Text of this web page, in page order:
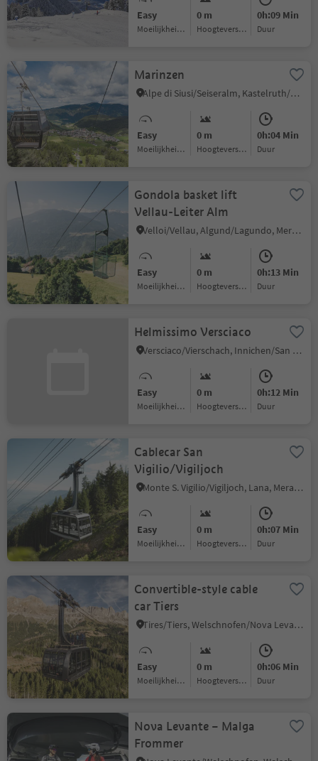
Easy
Moeilijkheidsgraad
0 m
Hoogteverschil
0h:09 Min
Duur
Marinzen
Alpe di Siusi/Seiseralm, Kastelruth/Castelrotto, Dolomites Region Seiser Alm
Easy
Moeilijkheidsgraad
0 m
Hoogteverschil
0h:04 Min
Duur
Gondola basket lift
Vellau-Leiter Alm
Velloi/Vellau, Algund/Lagundo, Meran/Merano and environs
Easy
Moeilijkheidsgraad
0 m
Hoogteverschil
0h:13 Min
Duur
Helmissimo Versciaco
Versciaco/Vierschach, Innichen/San Candido, Dolomites Region 3 Zinnen
Easy
Moeilijkheidsgraad
0 m
Hoogteverschil
0h:12 Min
Duur
Cablecar San
Vigilio/Vigiljoch
Monte S. Vigilio/Vigiljoch, Lana, Meran/Merano and environs
Easy
Moeilijkheidsgraad
0 m
Hoogteverschil
0h:07 Min
Duur
Convertible-style cable
car Tiers
Tires/Tiers, Welschnofen/Nova Levante, Dolomites Region Eggental
Easy
Moeilijkheidsgraad
0 m
Hoogteverschil
0h:06 Min
Duur
Nova Levante – Malga
Frommer